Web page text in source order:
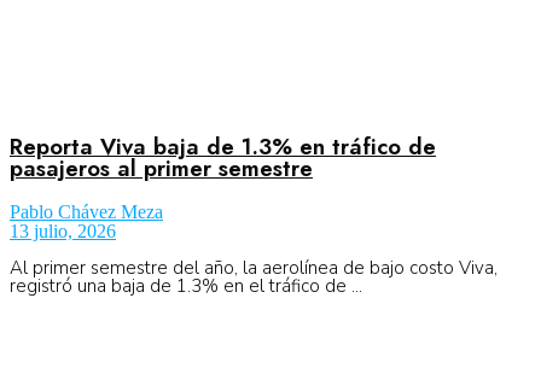
Reporta Viva baja de 1.3% en tráfico de
pasajeros al primer semestre
Pablo Chávez Meza
13 julio, 2026
Al primer semestre del año, la aerolínea de bajo costo Viva,
registró una baja de 1.3% en el tráfico de ...